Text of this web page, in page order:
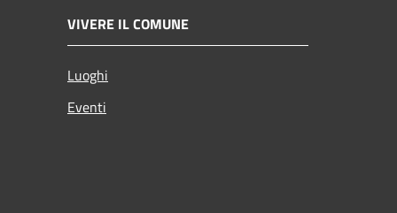
VIVERE IL COMUNE
Luoghi
Eventi